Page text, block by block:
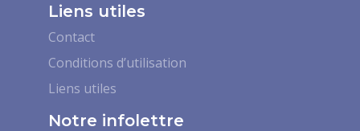
Liens utiles
Contact
Conditions d’utilisation
Liens utiles
Notre infolettre